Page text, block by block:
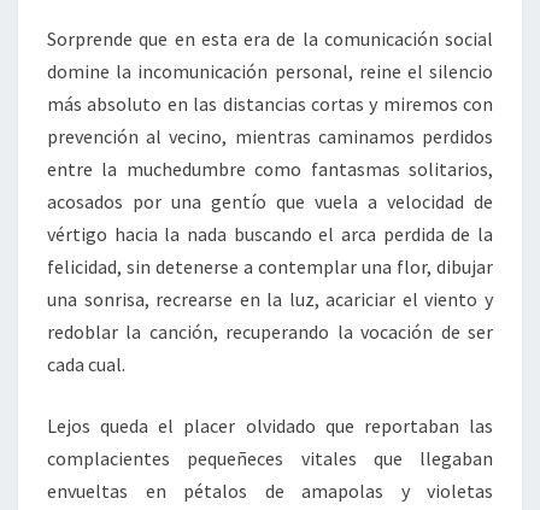
Sorprende que en esta era de la comunicación social
domine la incomunicación personal, reine el silencio
más absoluto en las distancias cortas y miremos con
prevención al vecino, mientras caminamos perdidos
entre la muchedumbre como fantasmas solitarios,
acosados por una gentío que vuela a velocidad de
vértigo hacia la nada buscando el arca perdida de la
felicidad, sin detenerse a contemplar una flor, dibujar
una sonrisa, recrearse en la luz, acariciar el viento y
redoblar la canción, recuperando la vocación de ser
cada cual.
Lejos queda el placer olvidado que reportaban las
complacientes pequeñeces vitales que llegaban
envueltas en pétalos de amapolas y violetas